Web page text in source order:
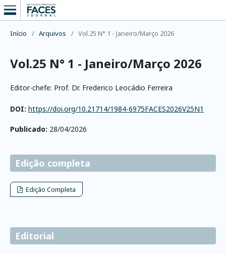
Início / Arquivos / Vol.25 N° 1 - Janeiro/Março 2026
Vol.25 N° 1 - Janeiro/Março 2026
Editor-chefe: Prof. Dr. Frederico Leocádio Ferreira
DOI: https://doi.org/10.21714/1984-6975FACES2026V25N1
Publicado: 28/04/2026
Edição completa
Edição Completa
Editorial